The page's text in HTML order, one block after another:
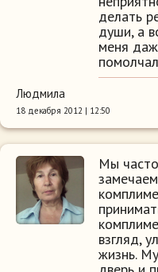
делать
души, а
меня
Людмила
18 декабря 2012 | 12:50
Мы
взгляд,
жизнь.